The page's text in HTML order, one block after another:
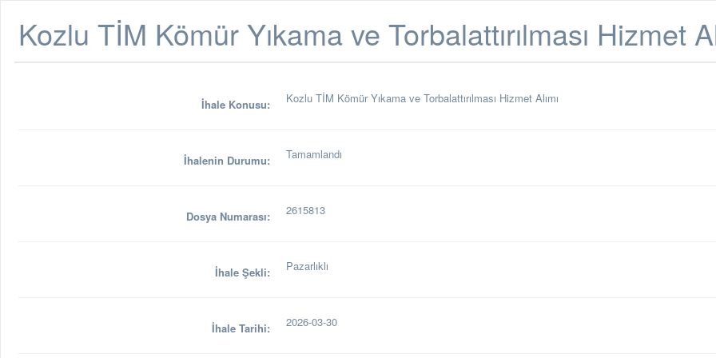
Kozlu TİM Kömür Yıkama ve Torbalattırılması Hizmet
İhale Konusu: Kozlu TİM Kömür Yıkama ve Torbalattırılması Hizmet Alımı
İhalenin Durumu: Tamamlandı
Dosya Numarası: 2615813
İhale Şekli: Pazarlıklı
İhale Tarihi: 2026-03-30